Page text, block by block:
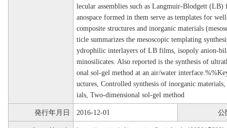
lecular assemblies such as Langmuir-Blodgett (LB)
anospace formed in them serve as templates for
composite structures and inorganic materials
ticle summarizes the mesoscopic templating
ydrophilic interlayers of LB films, isopoly anion-
minosilicates. Also reported is the synthesis of
onal sol-gel method at an air/water
uctures, Controlled synthesis of inorganic
ials, Two-dimensional sol-gel method
発行年月日 2016-12-01 公